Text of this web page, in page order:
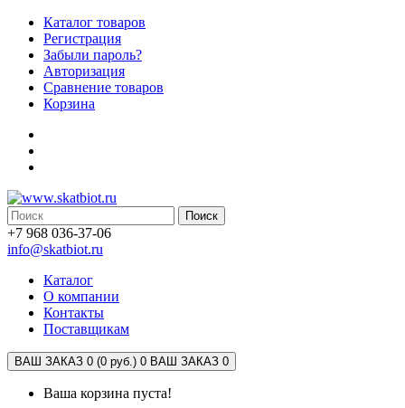
Каталог товаров
Регистрация
Забыли пароль?
Авторизация
Сравнение товаров
Корзина
Поиск
+7 968 036-37-06
info@skatbiot.ru
Каталог
О компании
Контакты
Поставщикам
ВАШ ЗАКАЗ 0 (0 руб.) 0 ВАШ ЗАКАЗ 0
Ваша корзина пуста!